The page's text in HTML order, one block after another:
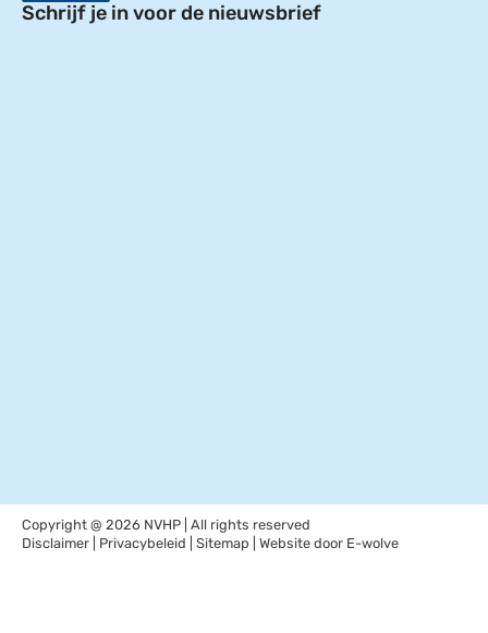
Schrijf je in voor de nieuwsbrief
Copyright @ 2026 NVHP | All rights reserved
Disclaimer
Privacybeleid Sitemap | Website door E-wolve